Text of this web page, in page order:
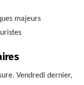
majeurs
Vendredi dernier,